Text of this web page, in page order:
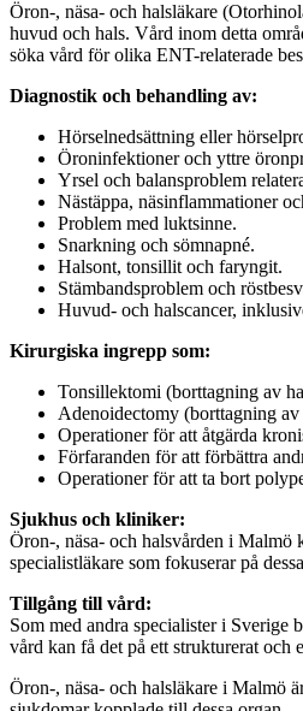
Öron-, näsa- och halsläkare
huvud och hals. Vård inom detta
söka vård för olika ENT-relaterade
Diagnostik och behandling av:
Hörselnedsättning eller
Öroninfektioner och yttre
Yrsel och balansproblem
Nästäppa, näsinflammationer
Problem med luktsinne.
Snarkning och sömnapné.
Halsont, tonsillit och faryngit.
Stämbandsproblem och
Huvud- och halscancer,
Kirurgiska ingrepp som:
Tonsillektomi (borttagning av
Adenoidectomy (borttagning
Operationer för att åtgärda
Förfaranden för att förbättra
Operationer för att ta bort
Sjukhus och kliniker:
Öron-, näsa- och halsvården i Malmö
specialistläkare som fokuserar på
Tillgång till vård:
Som med andra specialister i Sverige
vård kan få det på ett strukturerat och
Öron-, näsa- och halsläkare i Malmö